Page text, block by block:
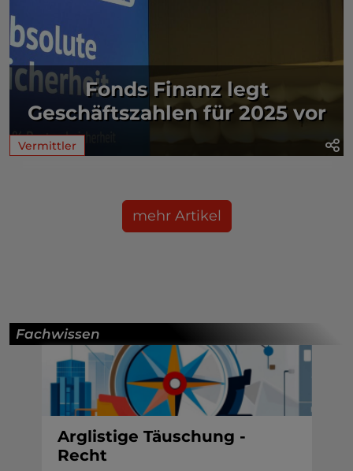
Fonds Finanz legt
Geschäftszahlen für 2025 vor
Vermittler
mehr Artikel
Fachwissen
Arglistige Täuschung -
Recht